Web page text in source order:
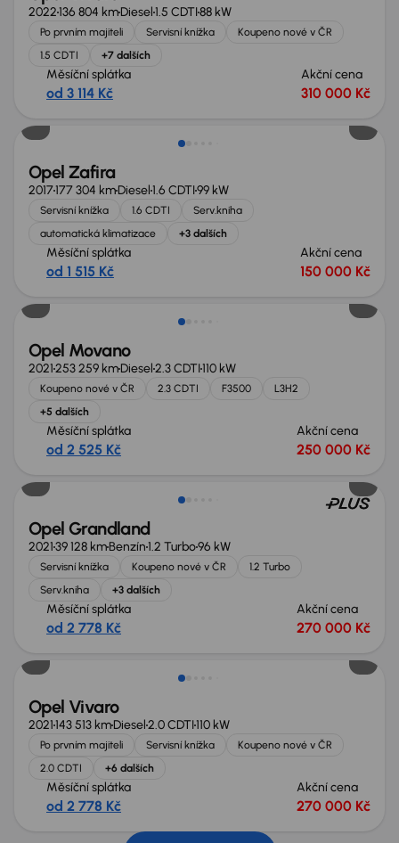
2022136 804 kmDiesel1.5 CDTI88 kW
Po prvním majiteli Servisní knížka
Koupeno nové v ČR
1.5 CDTI
+7 dalších
Měsíční splátka
od 3 114 Kč
Akční cena
310 000 Kč
Opel Zafira
2017177 304 kmDiesel1.6 CDTI99 kW
Servisní knížka 1.6 CDTI
Serv.kniha
automatická klimatizace
+3 dalších
Měsíční splátka
od 1 515 Kč
Akční cena
150 000 Kč
Možnost odpočtu DPH
Opel Movano
2021253 259 kmDiesel2.3 CDTI110 kW
Koupeno nové v ČR 2.3 CDTI F3500
L3H2
+5 dalších
Měsíční splátka
od 2 525 Kč
Akční cena
250 000 Kč
Zlevněno o 10 000 Kč
Opel Grandland
202139 128 kmBenzín1.2 Turbo96 kW
Servisní knížka Koupeno nové v ČR
1.2 Turbo
Serv.kniha
+3 dalších
Měsíční splátka
od 2 778 Kč
Akční cena
270 000 Kč
Opel Vivaro
2021143 513 kmDiesel2.0 CDTI110 kW
Po prvním majiteli Servisní knížka
Koupeno nové v ČR
2.0 CDTI
+6 dalších
Měsíční splátka
od 2 778 Kč
Akční cena
270 000 Kč